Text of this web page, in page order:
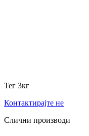
Тег 3кг
Контактирајте не
Слични производи